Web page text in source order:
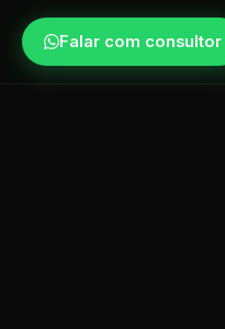
Falar com consultor